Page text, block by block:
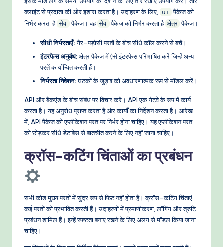
क्लाइंट से प्रदाता की ओर इशारा करता है। उदाहरण के लिए, ui पैकेज को
निर्भर करता है सेवा पैकेज। वह सेवा पैकेज को निर्भर करता है क्षेत्र पैकेज।
सीधी निर्भरताएँ:गैर-पड़ोसी परतों के बीच सीधे कॉल करने से बचें।
इंटरफेस अनुबंध: क्षेत्र पैकेज में ऐसे इंटरफेस परिभाषित करें जिन्हें अन्य
परतें कार्यान्वित करती हैं।
निर्भरता निवेशन:घटकों के जुड़ाव को अवधारणात्मक रूप से मॉडल करें।
API और बैकएंड के बीच संबंध पर विचार करें। API एक गेटवे के रूप में कार्य
करता है। यह अनुरोध प्राप्त करता है और कार्यों का निर्देशन करता है। आरेख
में, API पैकेज को एप्लीकेशन परत पर निर्भर होना चाहिए। यह एप्लीकेशन परत
को छोड़कर सीधे डेटाबेस से बातचीत करने के लिए नहीं जाना चाहिए।
क्रॉस-कटिंग चिंताओं का प्रबंधन
सभी कोड मुख्य परतों में सुंदर रूप से फिट नहीं होता है। क्रॉस-कटिंग चिंताएं
कई परतों को प्रभावित करती हैं। उदाहरणों में प्रमाणीकरण, लॉगिंग और त्रुटि
प्रबंधन शामिल हैं। इन्हें स्पष्टता बनाए रखने के लिए अलग से मॉडल किया जाना
चाहिए।